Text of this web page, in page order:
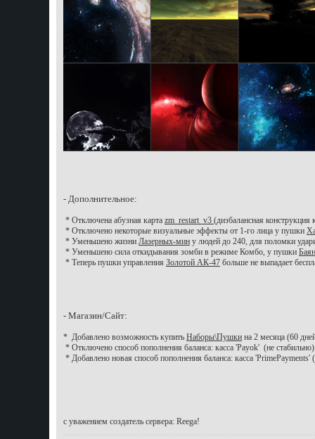
- Дополнительное:
* Отключена абузная карта zm_restart_v3 (дизбалансная
* Отключено некоторые визуальные эффекты от 1-го лица у пушки
* Уменьшено жизни Лазерных-мин у людей до 240, для поломки
* Уменьшено сила откидывания зомби в режиме Комбо, у пушки
* Теперь пушки управления Золотой АК-47 больше не выпадает
- Магазин/Сайт:
* Добавлено возможность купить Наборы\Пушки на 2 месяца (60
* Отключено способ пополнения баланса: касса 'Payok' (не стабильно)
* Добавлено новая способ пополнения баланса: касса
с уважением создатель сервера: Reega!